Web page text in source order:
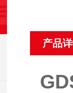
产品